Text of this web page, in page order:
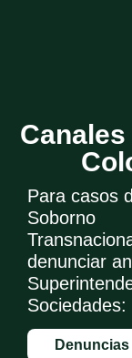
Para casos
Soborno
denunciar
Sociedades:
Denuncias